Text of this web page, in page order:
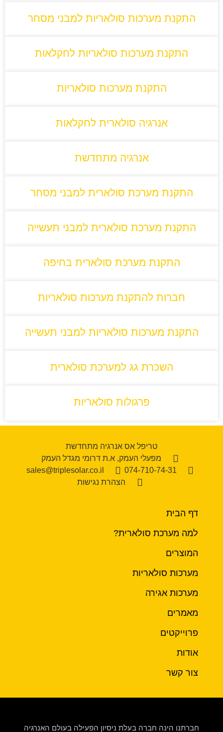
התקנת מערכות סולאריות למבני מסחר
התקנת מערכות סולאריות לחקלאות
התקנת מערכות סולאריות
אנרגיה סולארית לחקלאות
אנרגיה מתחדשת
התקנת מערכת סולארית למבני מסחר
התקנת מערכת סולארית למבני תעשייה
התקנת מערכת סולארית בחיפה
חברות להתקנת מערכות סולאריות
התקנת מערכות סולאריות למבני תעשייה
השכרת גג למערכת סולארית
פרגולות סולאריות
טריפל אס אנרגיה מתחדשת
מפעלי העמק, א.ת דרומי מגדל העמק
074-710-74-31
sales@triplesolar.co.il
הצהרת נגישות
דף הבית
למה מערכת סולארית?
המוצרים
מערכות סולאריות
מערכות אגירה
מאמרים
פרוייקטים
אודות
צור קשר
חברתנו הינה חברה בעלת ניסיון הפעילה בעולם האנרגיה